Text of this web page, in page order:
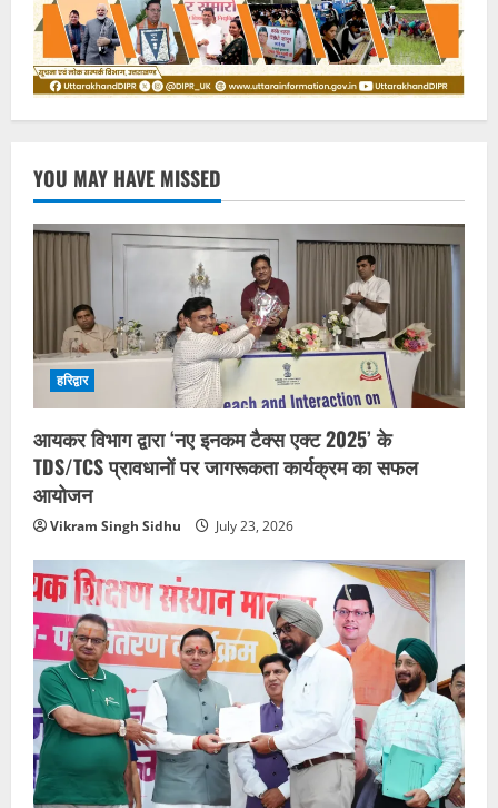
YOU MAY HAVE MISSED
हरिद्वार
आयकर विभाग द्वारा ‘नए इनकम टैक्स एक्ट 2025’ के
TDS/TCS प्रावधानों पर जागरूकता कार्यक्रम का सफल
आयोजन
Vikram Singh Sidhu July 23, 2026